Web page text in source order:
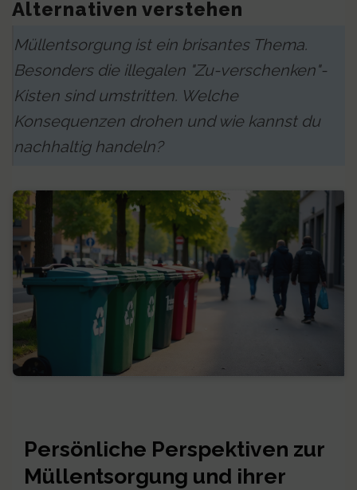
Alternativen verstehen
Müllentsorgung ist ein brisantes Thema.
Besonders die illegalen "Zu-verschenken"-
Kisten sind umstritten. Welche
Konsequenzen drohen und wie kannst du
nachhaltig handeln?
Persönliche Perspektiven zur
Müllentsorgung und ihrer